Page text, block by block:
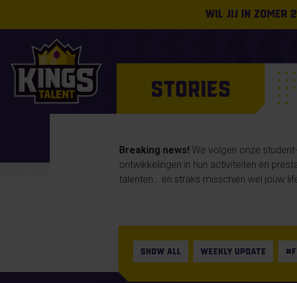
Wil jij in zomer
STORIES
Breaking news! We volgen onze
ontwikkelingen in hun activiteiten en
talenten… en straks misschien wel jouw
SHOW ALL WEEKLY UPDATE